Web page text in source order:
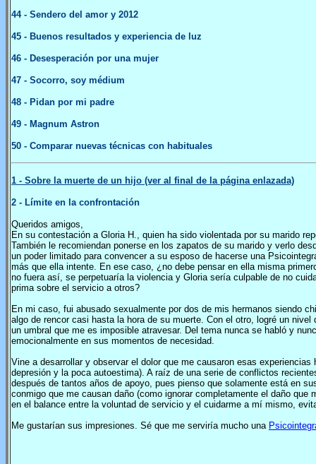
44- Sendero del amor y 2012
45 - Buenos resultados y experiencia de luz
46 - Desesperación por una mujer
47 - Socorro, soy médium
48 - Pidan por mi padre
49 - Magnum Astron
50 - Comparar nuevas técnicas con habituales
1 - Sobre la muerte de un hijo (ver al final de la página enlazada)
2 - Límite en la confrontación
Queridos amigos,
En su contestación a Gloria H., quien ha sido violentada por su marido
También le recomiendan ponerse en los zapatos de su marido y verlo
un poder limitado para convencer a su esposo de hacerse una
más que ella intente. En ese caso, ¿no debe pensar en ella misma
no fuera así, se perpetuaría la violencia y Gloria sería culpable de no
prima sobre el servicio a otros?
En mi caso, fui abusado sexualmente por dos de mis hermanos siendo
algo de rencor casi hasta la hora de su muerte. Con el otro, logré un
un umbral que me es imposible atravesar. Del tema nunca se habló y
emocionalmente en sus momentos de necesidad.
Vine a desarrollar y observar el dolor que me causaron esas
depresión y la poca autoestima). A raíz de una serie de conflictos
después de tantos años de apoyo, pues pienso que solamente está en
conmigo que me causan daño (como ignorar completamente el daño
en el balance entre la voluntad de servicio y el cuidarme a mí mismo,
Me gustarían sus impresiones. Sé que me serviría mucho una